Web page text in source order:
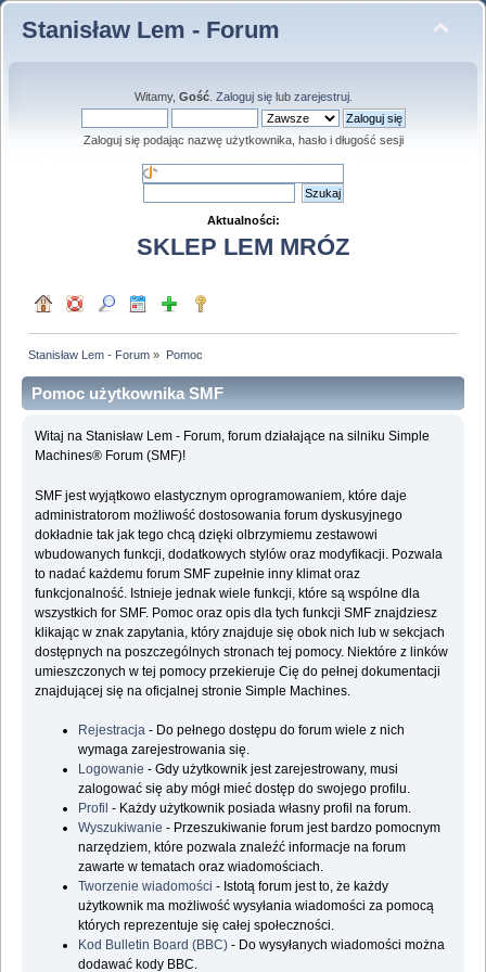
Stanisław Lem - Forum
Witamy, Gość. Zaloguj sięlub zarejestruj.
Zaloguj się podając nazwę użytkownika, hasło i długość sesji
Aktualności:
SKLEP LEM MRÓZ
Stanisław Lem - Forum » Pomoc
Pomoc użytkownika SMF
Witaj na Stanisław Lem - Forum, forum działające na silniku Simple
Machines® Forum (SMF)!
SMF jest wyjątkowo elastycznym oprogramowaniem, które daje
administratorom możliwość dostosowania forum dyskusyjnego
dokładnie tak jak tego chcą dzięki olbrzymiemu zestawowi
wbudowanych funkcji, dodatkowych stylów oraz modyfikacji. Pozwala
to nadać każdemu forum SMF zupełnie inny klimat oraz
funkcjonalność. Istnieje jednak wiele funkcji, które są wspólne dla
wszystkich for SMF. Pomoc oraz opis dla tych funkcji SMF znajdziesz
klikając w znak zapytania, który znajduje się obok nich lub w sekcjach
dostępnych na poszczególnych stronach tej pomocy. Niektóre z linków
umieszczonych w tej pomocy przekieruje Cię do pełnej dokumentacji
znajdującej się na oficjalnej stronie Simple Machines.
Rejestracja - Do pełnego dostępu do forum wiele z nich
wymaga zarejestrowania się.
Logowanie - Gdy użytkownik jest zarejestrowany, musi
zalogować się aby mógł mieć dostęp do swojego profilu.
Profil - Każdy użytkownik posiada własny profil na forum.
Wyszukiwanie - Przeszukiwanie forum jest bardzo pomocnym
narzędziem, które pozwala znaleźć informacje na forum
zawarte w tematach oraz wiadomościach.
Tworzenie wiadomości - Istotą forum jest to, że każdy
użytkownik ma możliwość wysyłania wiadomości za pomocą
których reprezentuje się całej społeczności.
Kod Bulletin Board (BBC) - Do wysyłanych wiadomości można
dodawać kody BBC.